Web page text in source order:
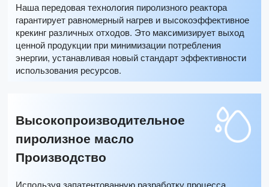
Наша передовая технология пиролизного реактора
гарантирует равномерный нагрев и высокоэффективное
крекинг различных отходов. Это максимизирует выход
ценной продукции при минимизации потребления
энергии, устанавливая новый стандарт эффективности
использования ресурсов.
Высокопроизводительное
пиролизное масло
Производство